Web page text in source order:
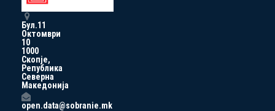
Бул.11
Октомври
10
1000
Скопје,
Република
Северна
Македонија
open.data@sobranie.mk